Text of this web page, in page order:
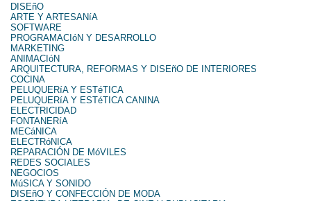
DISEñO
ARTE Y ARTESANíA
SOFTWARE
PROGRAMACIóN Y DESARROLLO
MARKETING
ANIMACIóN
ARQUITECTURA, REFORMAS Y DISEñO DE INTERIORES
COCINA
PELUQUERíA Y ESTéTICA
PELUQUERíA Y ESTéTICA CANINA
ELECTRICIDAD
FONTANERíA
MECáNICA
ELECTRóNICA
REPARACIÓN DE MóVILES
REDES SOCIALES
NEGOCIOS
MúSICA Y SONIDO
DISEñO Y CONFECCIÓN DE MODA